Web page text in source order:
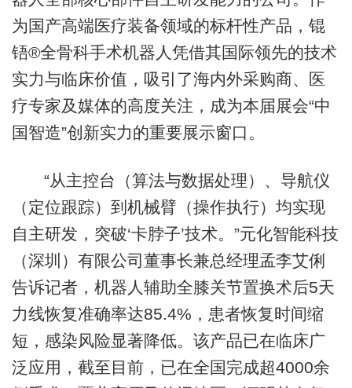
为国产高端医疗装备领域的标杆性产品，锟
铻®全骨科手术机器人凭借其国际领先的技术
实力与临床价值，吸引了海内外采购商、医
疗专家及媒体的高度关注，成为本届展会“中
国智造”创新实力的重要展示窗口。
“从主控台（算法与数据处理）、导航仪
（定位跟踪）到机械臂（操作执行）均实现
自主研发，突破‘卡脖子’技术。”元化智能科技
（深圳）有限公司董事长兼总经理孟李艾俐
告诉记者，机器人辅助全膝关节置换术后5天
力线恢复准确率达85.4%，患者恢复时间缩
短，感染风险显著降低。该产品已在临床广
泛应用，截至目前，已在全国完成超4000余